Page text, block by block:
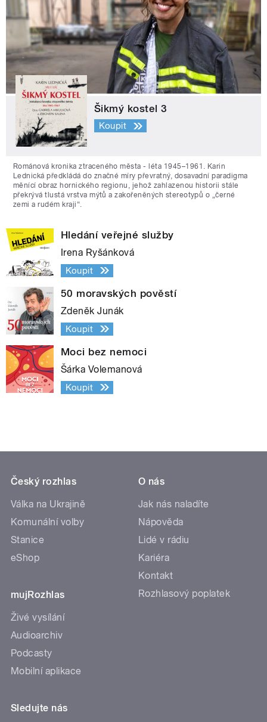
Šikmý kostel 3
Koupit
Románová kronika ztraceného města - léta 1945–1961. Karin
Lednická předkládá do značné míry převratný, dosavadní paradigma
měnící obraz hornického regionu, jehož zahlazenou historii stále
překrývá tlustá vrstva mýtů a zakořeněných stereotypů o „černé
zemi a rudém kraji“.
Hledání veřejné služby
Irena Ryšánková
Koupit
50 moravských pověstí
Zdeněk Junák
Koupit
Moci bez nemoci
Šárka Volemanová
Koupit
Český rozhlas
Válka na Ukrajině
Komunální volby
Stanice
eShop
mujRozhlas
Živé vysílání
Audioarchiv
Podcasty
Mobilní aplikace
O nás
Jak nás naladíte
Nápověda
Lidé v rádiu
Kariéra
Kontakt
Rozhlasový poplatek
Sledujte nás